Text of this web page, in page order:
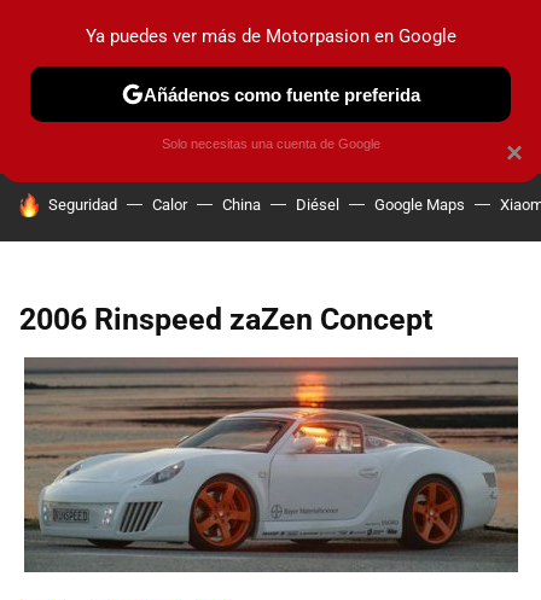
PRUEBAS COCHES ELÉCTRICOS OBSERVATORIO
HOY SE HABLA DE
Seguridad Calor China Diésel Google Maps
2006 Rinspeed zaZen Concept
×
Ya puedes ver más de Motorpasion en Google
Añádenos como fuente preferida
Solo necesitas una cuenta de Google